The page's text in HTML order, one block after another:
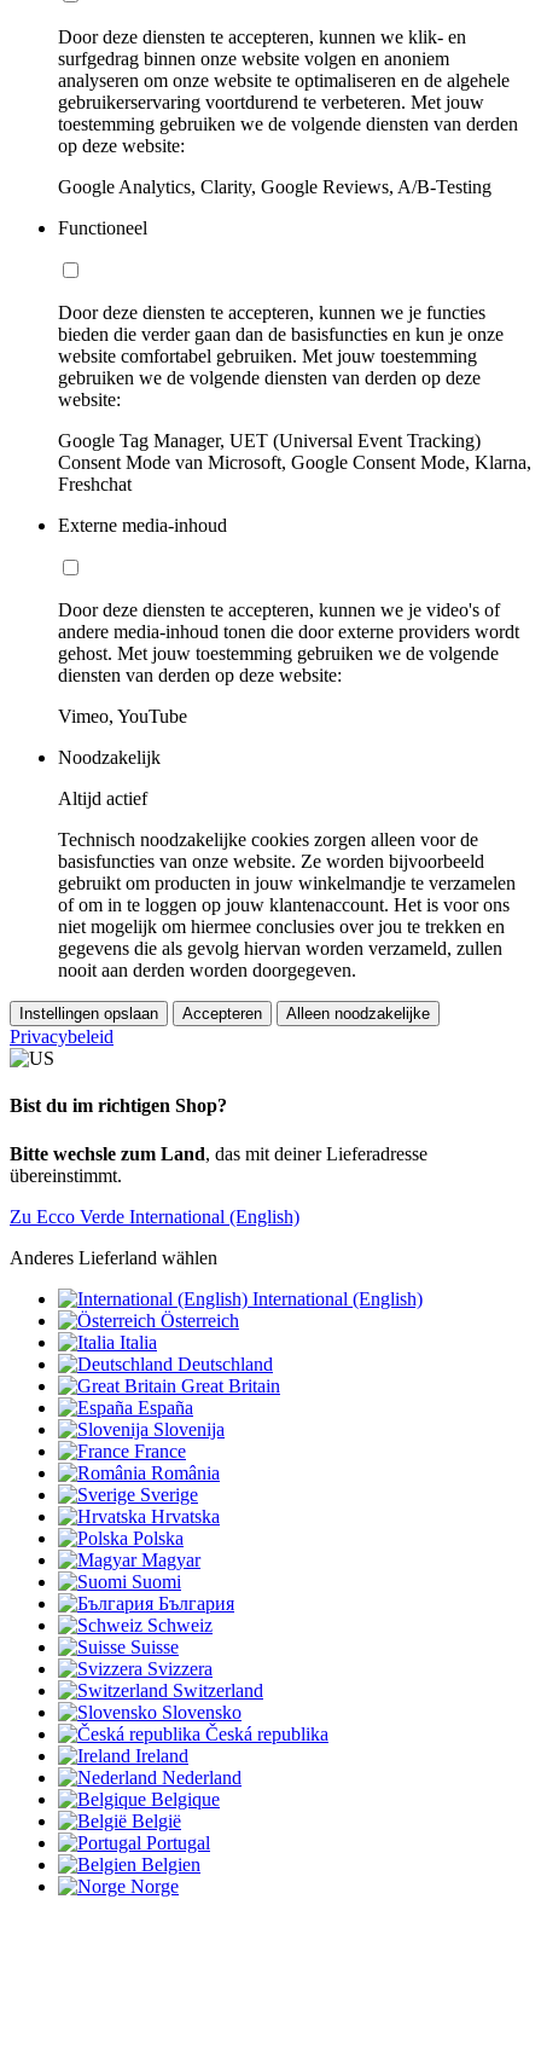
Door deze diensten te accepteren, kunnen we klik- en
surfgedrag binnen onze website volgen en anoniem
analyseren om onze website te optimaliseren en de algehele
gebruikerservaring voortdurend te verbeteren. Met jouw
toestemming gebruiken we de volgende diensten van derden
op deze website:
Google Analytics, Clarity, Google Reviews, A/B-Testing
Functioneel
Door deze diensten te accepteren, kunnen we je functies
bieden die verder gaan dan de basisfuncties en kun je onze
website comfortabel gebruiken. Met jouw toestemming
gebruiken we de volgende diensten van derden op deze
website:
Google Tag Manager, UET (Universal Event Tracking)
Consent Mode van Microsoft, Google Consent Mode, Klarna,
Freshchat
Externe media-inhoud
Door deze diensten te accepteren, kunnen we je video's of
andere media-inhoud tonen die door externe providers wordt
gehost. Met jouw toestemming gebruiken we de volgende
diensten van derden op deze website:
Vimeo, YouTube
Noodzakelijk
Altijd actief
Technisch noodzakelijke cookies zorgen alleen voor de
basisfuncties van onze website. Ze worden bijvoorbeeld
gebruikt om producten in jouw winkelmandje te verzamelen
of om in te loggen op jouw klantenaccount. Het is voor ons
niet mogelijk om hiermee conclusies over jou te trekken en
gegevens die als gevolg hiervan worden verzameld, zullen
nooit aan derden worden doorgegeven.
Instellingen opslaan Accepteren Alleen noodzakelijke
Privacybeleid
Bist du im richtigen Shop?
Bitte wechsle zum Land, das mit deiner Lieferadresse
übereinstimmt.
Zu Ecco Verde International (English)
Anderes Lieferland wählen
International (English)
Österreich
Italia
Deutschland
Great Britain
España
Slovenija
France
România
Sverige
Hrvatska
Polska
Magyar
Suomi
България
Schweiz
Suisse
Svizzera
Switzerland
Slovensko
Česká republika
Ireland
Nederland
Belgique
België
Portugal
Belgien
Norge